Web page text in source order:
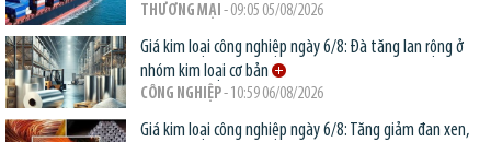
THƯƠNG MẠI - 09:05 05/08/2026
Giá kim loại công nghiệp ngày 6/8: Đà tăng lan rộng ở
nhóm kim loại cơ bản
CÔNG NGHIỆP- 10:59 06/08/2026
Giá kim loại công nghiệp ngày 6/8: Tăng giảm đan xen,